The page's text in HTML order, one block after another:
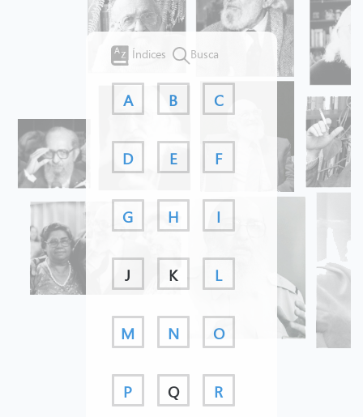
Índices Busca
A B C
D E F
G H I
J K L
M N O
P Q R